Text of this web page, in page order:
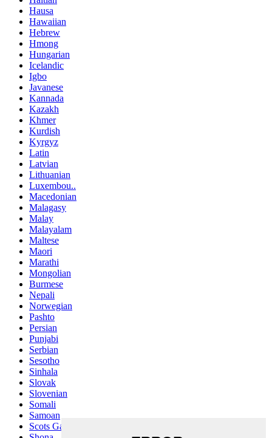
Hausa
Hawaiian
Hebrew
Hmong
Hungarian
Icelandic
Igbo
Javanese
Kannada
Kazakh
Khmer
Kurdish
Kyrgyz
Latin
Latvian
Lithuanian
Luxembou..
Macedonian
Malagasy
Malay
Malayalam
Maltese
Maori
Marathi
Mongolian
Burmese
Nepali
Norwegian
Pashto
Persian
Punjabi
Serbian
Sesotho
Sinhala
Slovak
Slovenian
Somali
Samoan
Scots Gaelic